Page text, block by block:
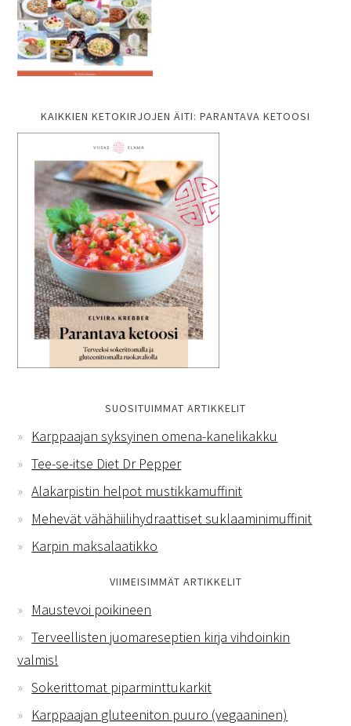
KAIKKIEN KETOKIRJOJEN ÄITI: PARANTAVA KETOOSI
SUOSITUIMMAT ARTIKKELIT
Karppaajan syksyinen omena-kanelikakku
Tee-se-itse Diet Dr Pepper
Alakarpistin helpot mustikkamuffinit
Mehevät vähähiilihydraattiset suklaaminimuffinit
Karpin maksalaatikko
VIIMEISIMMÄT ARTIKKELIT
Maustevoi poikineen
Terveellisten juomareseptien kirja vihdoinkin
valmis!
Sokerittomat piparminttukarkit
Karppaajan gluteeniton puuro (vegaaninen)